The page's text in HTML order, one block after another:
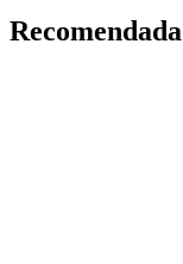
Recomendada